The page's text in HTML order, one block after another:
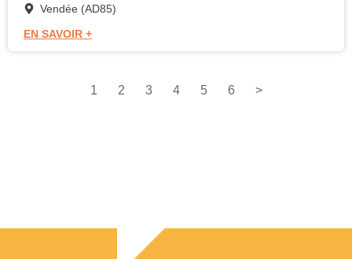
Vendée (AD85)
EN SAVOIR +
1 2 3 4 5 6 >